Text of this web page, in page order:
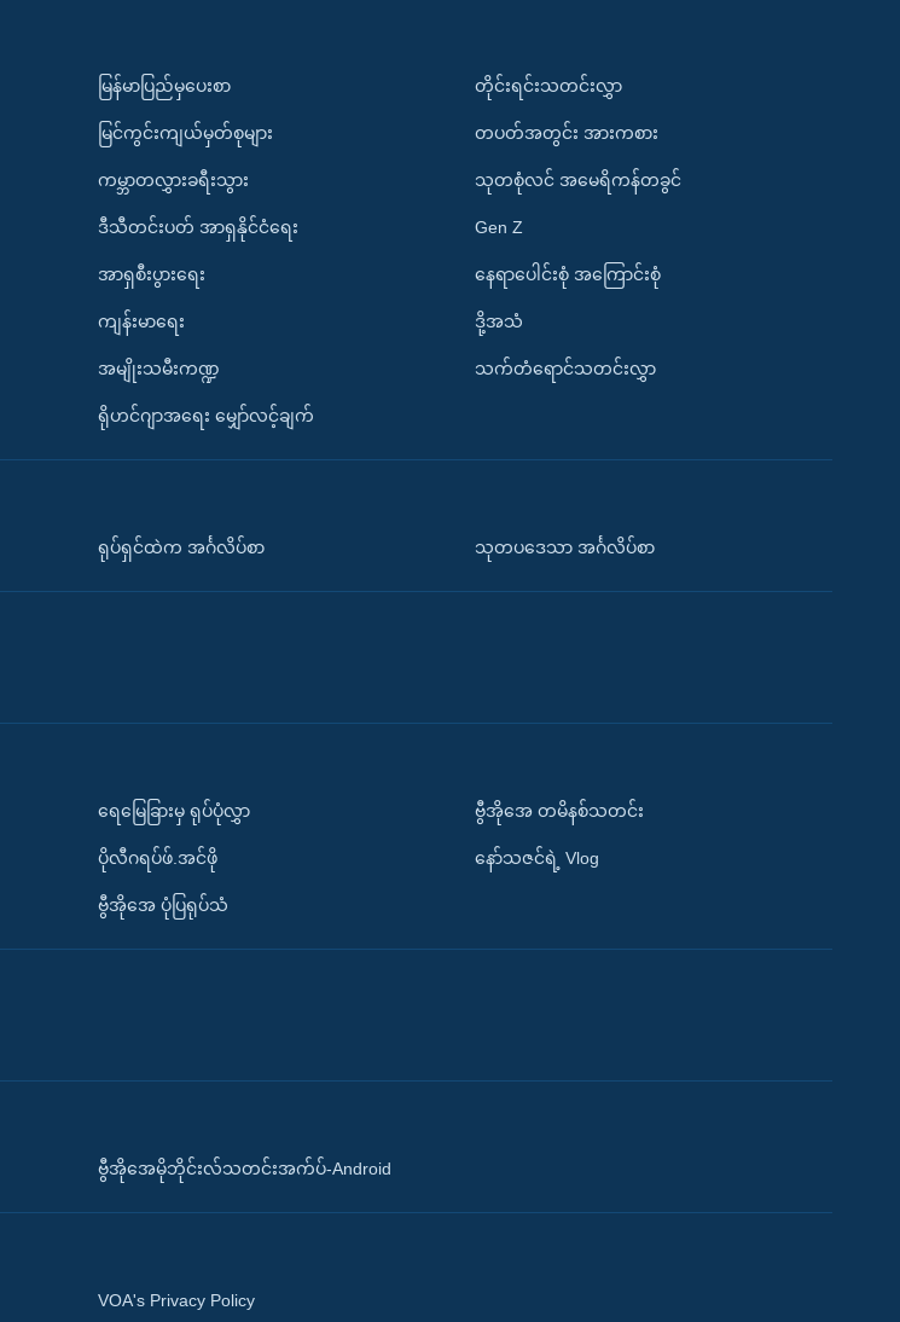
မြန်မာပြည်မှပေးစာ
မြင်ကွင်းကျယ်မှတ်စုများ
ကမ္ဘာတလွှားခရီးသွား
ဒီသီတင်းပတ် အာရှနိုင်ငံရေး
အာရှစီးပွားရေး
ကျန်းမာရေး
အမျိုးသမီးကဏ္ဍ
ရိုဟင်ဂျာအရေး မျှော်လင့်ချက်
တိုင်းရင်းသတင်းလွှာ
တပတ်အတွင်း အားကစား
သုတစုံလင် အမေရိကန်တခွင်
Gen Z
နေရာပေါင်းစုံ အကြောင်းစုံ
ဒို့အသံ
သက်တံရောင်သတင်းလွှာ
ရုပ်ရှင်ထဲက အင်္ဂလိပ်စာ သုတပဒေသာ အင်္ဂလိပ်စာ
ရေမြေခြားမှ ရုပ်ပုံလွှာ
ပိုလီဂရပ်ဖ်.အင်ဖို
ဗွီအိုအေ ပုံပြရုပ်သံ
ဗွီအိုအေ တမိနစ်သတင်း
နော်သဇင်ရဲ့ Vlog
ဗွီအိုအေမိုဘိုင်းလ်သတင်းအက်ပ်-Android
VOA's Privacy Policy